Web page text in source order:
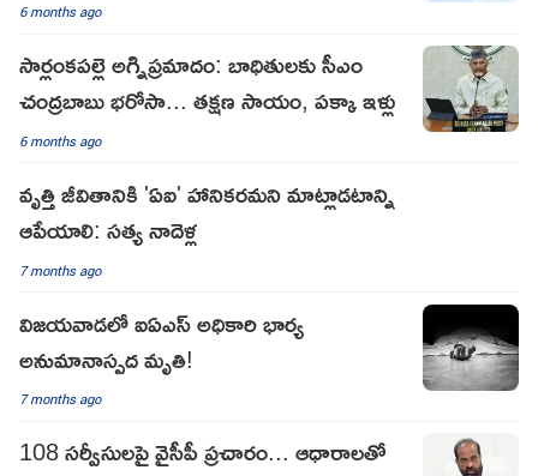
6 months ago
సార్లంకపల్లె అగ్నిప్రమాదం: బాధితులకు సీఎం
చంద్రబాబు భరోసా... తక్షణ సాయం, పక్కా ఇళ్లు
6 months ago
వృత్తి జీవితానికి 'ఏఐ' హానికరమని మాట్లాడటాన్ని
ఆపేయాలి: సత్య నాదెళ్ల
7 months ago
విజయవాడలో ఐఏఎస్ అధికారి భార్య
అనుమానాస్పద మృతి!
7 months ago
108 సర్వీసులపై వైసీపీ ప్రచారం... ఆధారాలతో